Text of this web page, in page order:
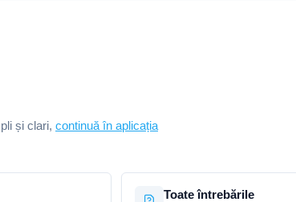
și clari, continuă în aplicația
Toate întrebările